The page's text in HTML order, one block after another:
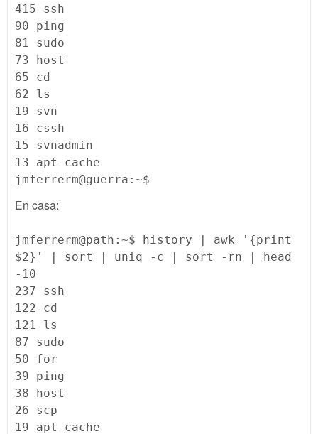
415 ssh
90 ping
81 sudo
73 host
65 cd
62 ls
19 svn
16 cssh
15 svnadmin
13 apt-cache
jmferrerm@guerra:~$
En casa:
jmferrerm@path:~$ history | awk '{print
$2}' | sort | uniq -c | sort -rn | head
-10
237 ssh
122 cd
121 ls
87 sudo
50 for
39 ping
38 host
26 scp
19 apt-cache